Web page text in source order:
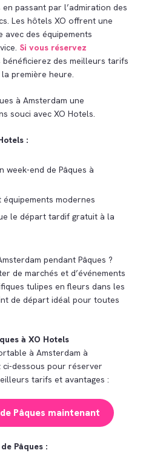
passant par l’admiration des
Les hôtels XO offrent une
des équipements
Si vous réservez
bénéficierez des meilleurs tarifs
première heure.
à Amsterdam une
souci avec XO Hotels.
:
week-end de Pâques à
modernes
le départ tardif gratuit à la
pendant Pâques ?
de marchés et d’événements
tulipes en fleurs dans les
de départ idéal pour toutes
à XO Hotels
à Amsterdam à
ci-dessous pour réserver
tarifs et avantages :
Pâques maintenant
Pâques :